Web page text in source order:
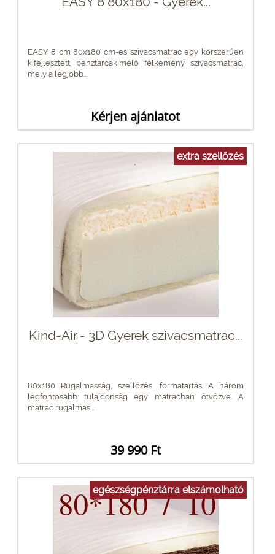
EASY 8 cm 80x180 cm-es szivacsmatrac egy korszerűen
kifejlesztett pénztárcakímélő félkemény szivacsmatrac,
mely a legjobb...
Kérjen ajánlatot
extra szellőzés
Kind-Air - 3D Gyerek szivacsmatrac...
80x180 Rugalmasság, szellőzés, formatartás. A három
legfontosabb tulajdonság egy matracban ötvözve. A
matrac rugalmas...
39 990 Ft
egészségpénztárra elszámolható